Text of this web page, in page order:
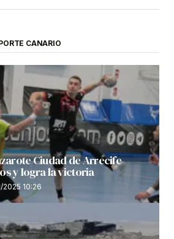
CANARIO
Ciudad de Arrecife
y logra la victoria
2025 10:26